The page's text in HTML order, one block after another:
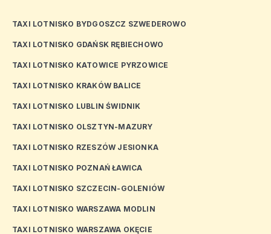
TAXI LOTNISKO BYDGOSZCZ SZWEDEROWO
TAXI LOTNISKO GDAŃSK RĘBIECHOWO
TAXI LOTNISKO KATOWICE PYRZOWICE
TAXI LOTNISKO KRAKÓW BALICE
TAXI LOTNISKO LUBLIN ŚWIDNIK
TAXI LOTNISKO OLSZTYN-MAZURY
TAXI LOTNISKO RZESZÓW JESIONKA
TAXI LOTNISKO POZNAŃ ŁAWICA
TAXI LOTNISKO SZCZECIN-GOLENIÓW
TAXI LOTNISKO WARSZAWA MODLIN
TAXI LOTNISKO WARSZAWA OKĘCIE